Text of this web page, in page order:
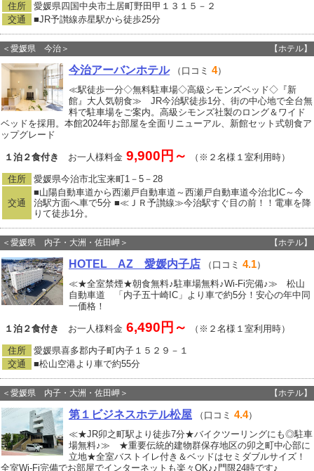
住所
愛媛県四国中央市土居町野田甲１３１５－２
交通
■JR予讃線赤星駅から徒歩25分
＜愛媛県 今治＞ 【ホテル】
今治アーバンホテル （口コミ 4）
≪駅徒歩一分◇無料駐車場◇高級シモンズベッド◇『新
館』大人気朝食≫ JR今治駅徒歩1分、街の中心地で全台無
料で駐車場をご案内。高級シモンズ社製のロング＆ワイド
ベッドを採用。本館2024年お部屋を全面リニューアル、新館セット式朝食ア
ップグレード
１泊２食付き お一人様料金 9,900円～ （※２名様１室利用時）
住所 愛媛県今治市北宝来町1－5－28
交通
■山陽自動車道から西瀬戸自動車道～西瀬戸自動車道今治北IC～今
治駅方面へ車で5分 ■≪ＪＲ予讃線≫今治駅すぐ目の前！！電車を降
りて徒歩1分。
＜愛媛県 内子・大洲・佐田岬＞ 【ホテル】
HOTEL AZ 愛媛内子店 （口コミ 4.1）
≪★全室禁煙★朝食無料♪駐車場無料♪Wi-Fi完備♪≫ 松山
自動車道 「内子五十崎IC」より車で約5分！安心の年中同
一価格！
１泊２食付き お一人様料金 6,490円～ （※２名様１室利用時）
住所
愛媛県喜多郡内子町内子１５２９－１
交通
■松山空港より車で約55分
＜愛媛県 内子・大洲・佐田岬＞ 【ホテル】
第１ビジネスホテル松屋 （口コミ 4.4）
≪★JR卯之町駅より徒歩7分★バイクツーリングにも◎駐車
場無料♪≫ ★重要伝統的建物群保存地区の卯之町中心部に
立地★全室バストイレ付き＆ベッドはセミダブルサイズ！
全室Wi-Fi完備でお部屋でインターネットも楽々OK♪♪門限24時です♪